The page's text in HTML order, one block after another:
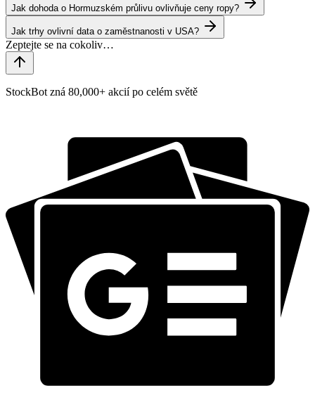
Jak dohoda o Hormuzském průlivu ovlivňuje ceny ropy?
Jak trhy ovlivní data o zaměstnanosti v USA?
StockBot zná 80,000+ akcií po celém světě